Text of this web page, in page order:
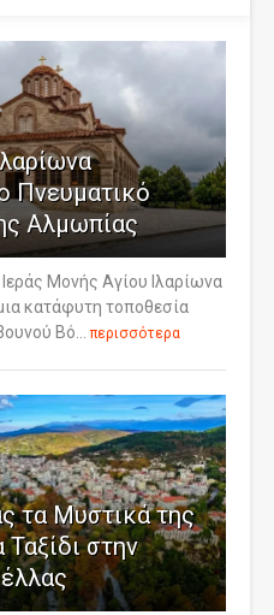
Πνευματικό
Αλμωπίας
Μονής Αγίου Ιλαρίωνα
κατάφυτη τοποθεσία
Βό...
περισσότερα
τα Μυστικά της
στην